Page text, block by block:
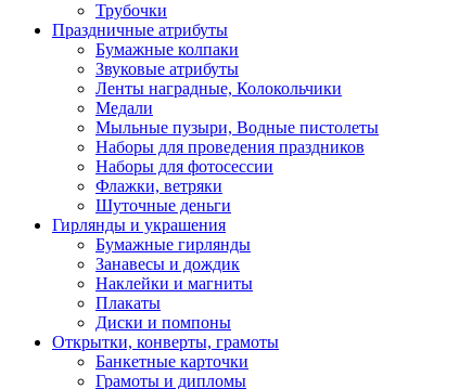
Трубочки
Праздничные атрибуты
Бумажные колпаки
Звуковые атрибуты
Ленты наградные, Колокольчики
Медали
Мыльные пузыри, Водные пистолеты
Наборы для проведения праздников
Наборы для фотосессии
Флажки, ветряки
Шуточные деньги
Гирлянды и украшения
Бумажные гирлянды
Занавесы и дождик
Наклейки и магниты
Плакаты
Диски и помпоны
Открытки, конверты, грамоты
Банкетные карточки
Грамоты и дипломы